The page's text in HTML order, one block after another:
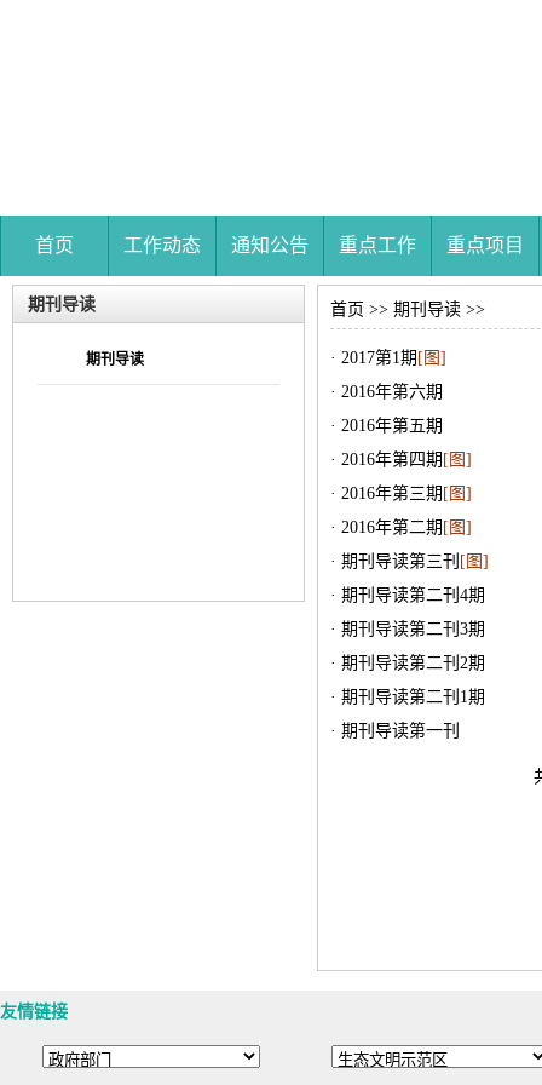
首页 工作动态 通知公告 重点工作 重点项目
期刊导读
期刊导读
首页 >> 期刊导读 >>
· 2017第1期 [图]
· 2016年第六期
· 2016年第五期
· 2016年第四期 [图]
· 2016年第三期 [图]
· 2016年第二期 [图]
· 期刊导读第三刊 [图]
· 期刊导读第二刊4期
· 期刊导读第二刊3期
· 期刊导读第二刊2期
· 期刊导读第二刊1期
· 期刊导读第一刊
友情链接